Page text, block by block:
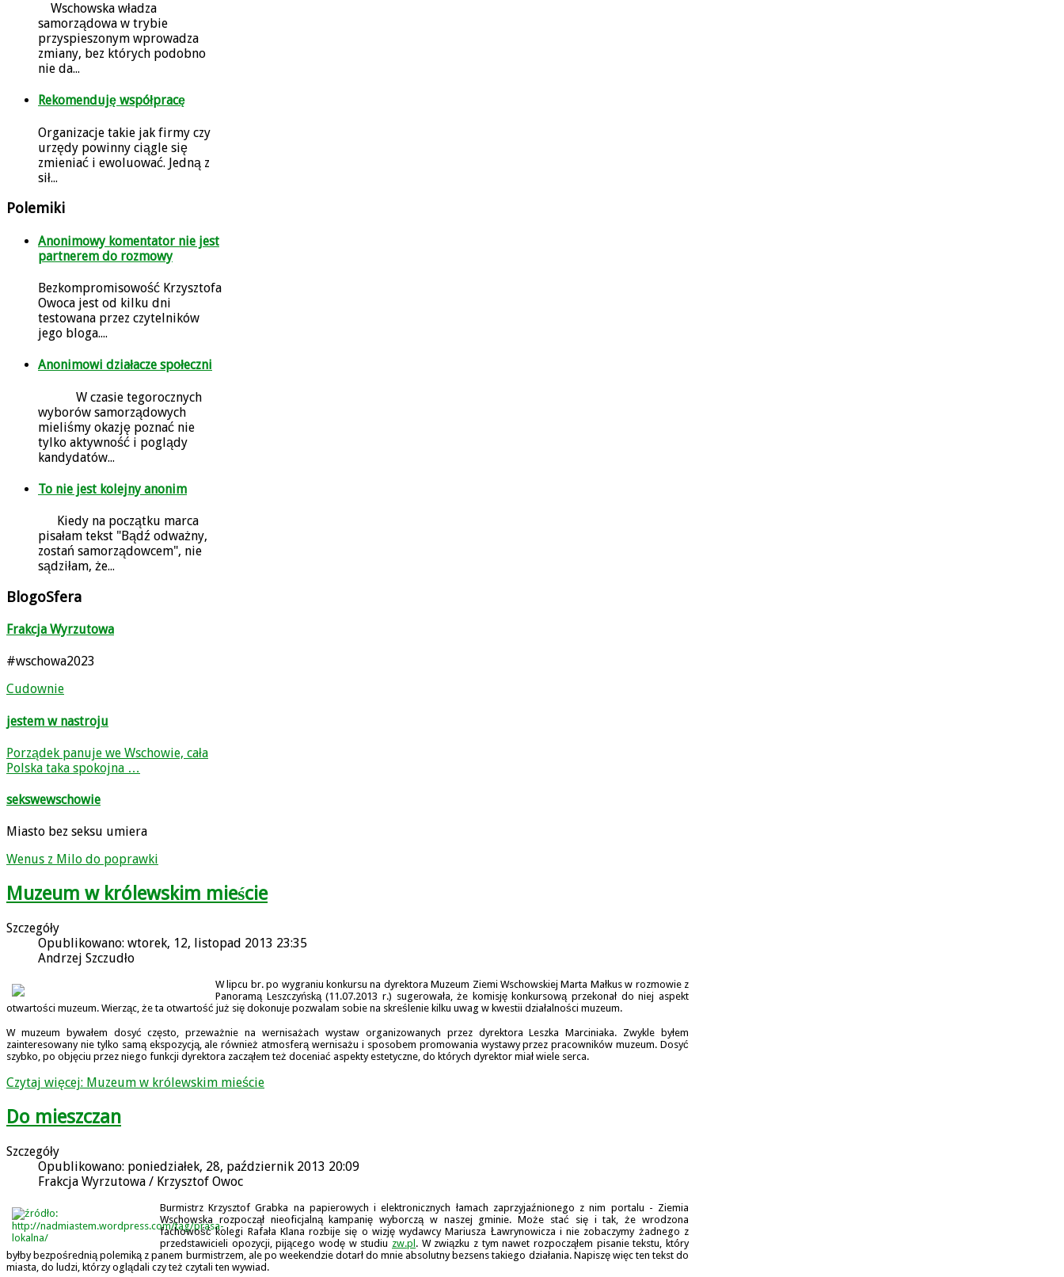
Wschowska władza
samorządowa w trybie
przyspieszonym wprowadza
zmiany, bez których podobno
nie da...
Rekomenduję współpracę
Organizacje takie jak firmy czy
urzędy powinny ciągle się
zmieniać i ewoluować. Jedną z
sił...
Polemiki
Anonimowy komentator nie jest
partnerem do rozmowy
Bezkompromisowość Krzysztofa
Owoca jest od kilku dni
testowana przez czytelników
jego bloga....
Anonimowi działacze społeczni
W czasie tegorocznych
wyborów samorządowych
mieliśmy okazję poznać nie
tylko aktywność i poglądy
kandydatów...
To nie jest kolejny anonim
Kiedy na początku marca
pisałam tekst "Bądź odważny,
zostań samorządowcem", nie
sądziłam, że...
BlogoSfera
Frakcja Wyrzutowa
#wschowa2023
Cudownie
jestem w nastroju
Porządek panuje we Wschowie, cała
Polska taka spokojna …
sekswewschowie
Miasto bez seksu umiera
Wenus z Milo do poprawki
Muzeum w królewskim mieście
Szczegóły
Opublikowano: wtorek, 12, listopad 2013 23:35
Andrzej Szczudło
W lipcu br. po wygraniu konkursu na dyrektora Muzeum Ziemi Wschowskiej Marta Małkus w rozmowie z
Panoramą Leszczyńską (11.07.2013 r.) sugerowała, że komisję konkursową przekonał do niej aspekt
otwartości muzeum. Wierząc, że ta otwartość już się dokonuje pozwalam sobie na skreślenie kilku uwag w kwestii działalności muzeum.
W muzeum bywałem dosyć często, przeważnie na wernisażach wystaw organizowanych przez dyrektora Leszka Marciniaka. Zwykle byłem
zainteresowany nie tylko samą ekspozycją, ale również atmosferą wernisażu i sposobem promowania wystawy przez pracowników muzeum. Dosyć
szybko, po objęciu przez niego funkcji dyrektora zacząłem też doceniać aspekty estetyczne, do których dyrektor miał wiele serca.
Czytaj więcej: Muzeum w królewskim mieście
Do mieszczan
Szczegóły
Opublikowano: poniedziałek, 28, październik 2013 20:09
Frakcja Wyrzutowa / Krzysztof Owoc
Burmistrz Krzysztof Grabka na papierowych i elektronicznych łamach zaprzyjaźnionego z nim portalu - Ziemia
Wschowska rozpoczął nieoficjalną kampanię wyborczą w naszej gminie. Może stać się i tak, że wrodzona
fachowość kolegi Rafała Klana rozbije się o wizję wydawcy Mariusza Ławrynowicza i nie zobaczymy żadnego z
przedstawicieli opozycji, pijącego wodę w studiu zw.pl . W związku z tym nawet rozpocząłem pisanie tekstu, który
byłby bezpośrednią polemiką z panem burmistrzem, ale po weekendzie dotarł do mnie absolutny bezsens takiego działania. Napiszę więc ten tekst do
miasta, do ludzi, którzy oglądali czy też czytali ten wywiad.